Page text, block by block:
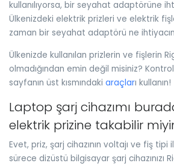
kullanılıyorsa, bir seyahat adaptörüne
Ülkenizdeki elektrik prizleri ve elektrik
zaman bir seyahat adaptörü ne
Ülkenizde kullanılan prizlerin ve fişlerin
olmadığından emin değil misiniz?
sayfanın üst kısmındaki araçları kullanın!
Laptop şarj cihazımı
elektrik prizine takabilir
Evet, priz, şarj cihazının voltajı ve fiş tipi
sürece dizüstü bilgisayar şarj cihazınızı